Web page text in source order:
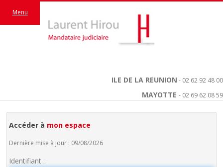
ILE DE LA REUNION - 02 62 92 48 00
MAYOTTE - 02 69 62 08 59
Menu
Accéder à mon espace
Dernière mise à jour : 09/08/2026
Identifiant :